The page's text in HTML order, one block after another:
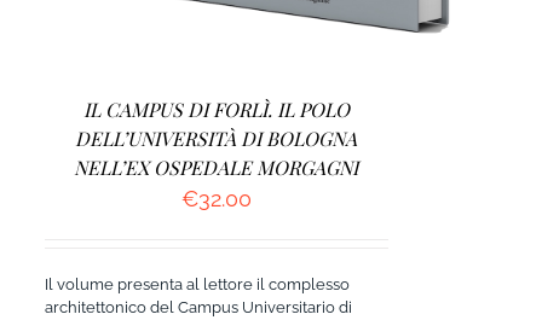
IL CAMPUS DI FORLÌ. IL POLO
DELL’UNIVERSITÀ DI BOLOGNA
NELL’EX OSPEDALE MORGAGNI
€32.00
Il volume presenta al lettore il complesso
architettonico del Campus Universitario di